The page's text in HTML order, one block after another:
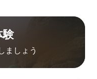
ましょう